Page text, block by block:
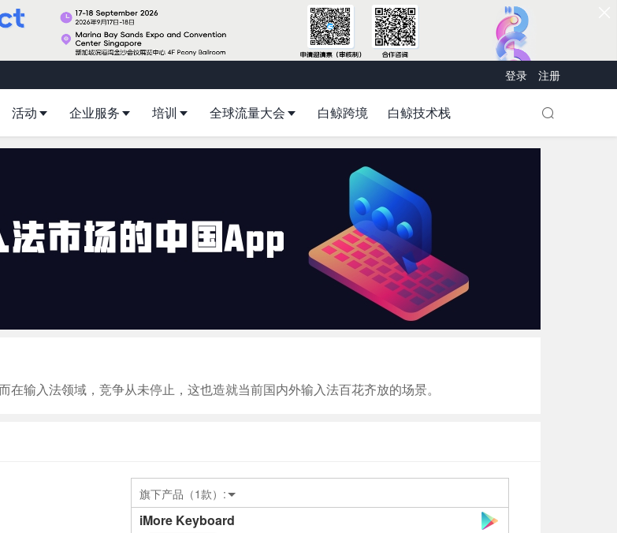
登录 注册
活动 企业服务 培训 全球流量大会 白鲸跨境 白鲸技术栈
输入法领域，竞争从未停止，这也造就当前国内外输入法百花齐放的场景。
旗下产品（1款）:
iMore Keyboard